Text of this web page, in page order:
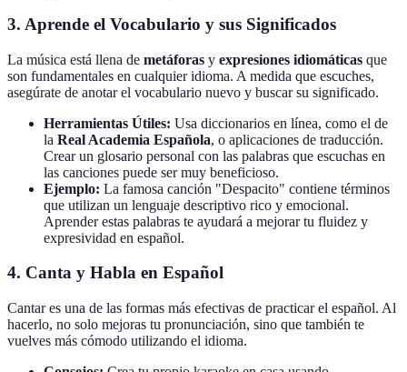
3. Aprende el Vocabulario y sus Significados
La música está llena de metáforas y expresiones idiomáticas que
son fundamentales en cualquier idioma. A medida que escuches,
asegúrate de anotar el vocabulario nuevo y buscar su significado.
Herramientas Útiles: Usa diccionarios en línea, como el de
la Real Academia Española, o aplicaciones de traducción.
Crear un glosario personal con las palabras que escuchas en
las canciones puede ser muy beneficioso.
Ejemplo: La famosa canción "Despacito" contiene términos
que utilizan un lenguaje descriptivo rico y emocional.
Aprender estas palabras te ayudará a mejorar tu fluidez y
expresividad en español.
4. Canta y Habla en Español
Cantar es una de las formas más efectivas de practicar el español. Al
hacerlo, no solo mejoras tu pronunciación, sino que también te
vuelves más cómodo utilizando el idioma.